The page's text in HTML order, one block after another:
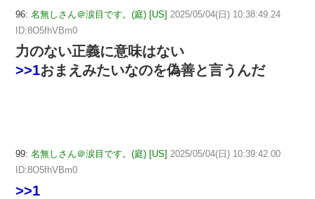
96: 名無しさん＠涙目です。(庭) [US] 2025/05/04(日) 10:38:49.24
ID:8O5fhVBm0
力のない正義に意味はない
>>1おまえみたいなのを偽善と言うんだ
99: 名無しさん＠涙目です。(庭) [US] 2025/05/04(日) 10:39:42.00
ID:8O5fhVBm0
>>1